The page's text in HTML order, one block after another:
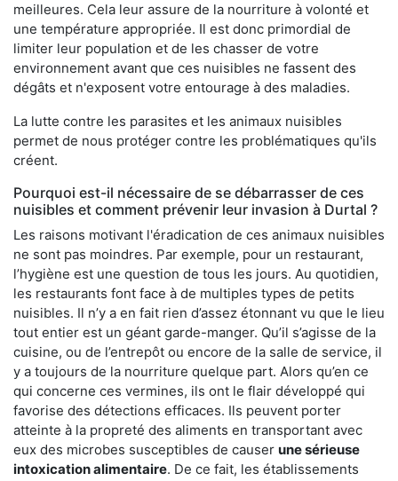
meilleures. Cela leur assure de la nourriture à volonté et
une température appropriée. Il est donc primordial de
limiter leur population et de les chasser de votre
environnement avant que ces nuisibles ne fassent des
dégâts et n'exposent votre entourage à des maladies.
La lutte contre les parasites et les animaux nuisibles
permet de nous protéger contre les problématiques qu'ils
créent.
Pourquoi est-il nécessaire de se débarrasser de ces
nuisibles et comment prévenir leur invasion à Durtal ?
Les raisons motivant l'éradication de ces animaux nuisibles
ne sont pas moindres. Par exemple, pour un restaurant,
l’hygiène est une question de tous les jours. Au quotidien,
les restaurants font face à de multiples types de petits
nuisibles. Il n’y a en fait rien d’assez étonnant vu que le lieu
tout entier est un géant garde-manger. Qu’il s’agisse de la
cuisine, ou de l’entrepôt ou encore de la salle de service, il
y a toujours de la nourriture quelque part. Alors qu’en ce
qui concerne ces vermines, ils ont le flair développé qui
favorise des détections efficaces. Ils peuvent porter
atteinte à la propreté des aliments en transportant avec
eux des microbes susceptibles de causer une sérieuse
intoxication alimentaire. De ce fait, les établissements